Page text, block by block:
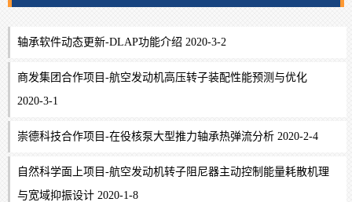
轴承软件动态更新-DLAP功能介绍 2020-3-2
商发集团合作项目-航空发动机高压转子装配性能预测与优化
2020-3-1
崇德科技合作项目-在役核泵大型推力轴承热弹流分析 2020-2-4
自然科学面上项目-航空发动机转子阻尼器主动控制能量耗散机理
与宽域抑振设计 2020-1-8